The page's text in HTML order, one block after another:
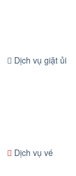
Dịch vụ giặt ủi
Dịch vụ vé